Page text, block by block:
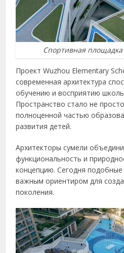
Спортивная
Проект Wuzhou Elementary
современная архитектура
обучению и восприятию
Пространство стало не
полноценной частью
развития детей.
Архитекторы сумели
функциональность и
концепцию. Сегодня
важным ориентиром для
поколения.